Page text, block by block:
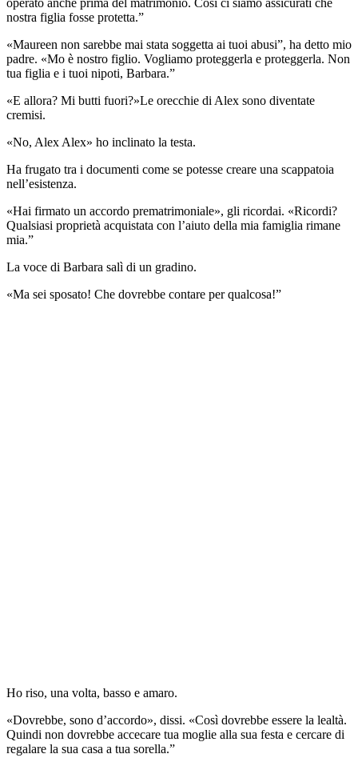
nostra figlia fosse protetta.”
«Maureen non sarebbe mai stata soggetta ai tuoi abusi”, ha detto mio
padre. «Mo è nostro figlio. Vogliamo proteggerla e proteggerla. Non
tua figlia e i tuoi nipoti, Barbara.”
«E allora? Mi butti fuori?»Le orecchie di Alex sono diventate
cremisi.
«No, Alex Alex» ho inclinato la testa.
Ha frugato tra i documenti come se potesse creare una scappatoia
nell’esistenza.
«Hai firmato un accordo prematrimoniale», gli ricordai. «Ricordi?
Qualsiasi proprietà acquistata con l’aiuto della mia famiglia rimane
mia.”
La voce di Barbara salì di un gradino.
«Ma sei sposato! Che dovrebbe contare per qualcosa!”
Ho riso, una volta, basso e amaro.
«Dovrebbe, sono d’accordo», dissi. «Così dovrebbe essere la lealtà.
Quindi non dovrebbe accecare tua moglie alla sua festa e cercare di
regalare la sua casa a tua sorella.”